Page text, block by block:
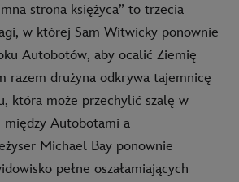
strona księżyca” to trzecia
w której Sam Witwicky ponownie
Autobotów, aby ocalić Ziemię
razem drużyna odkrywa tajemnicę
która może przechylić szalę w
Autobotami a
Michael Bay ponownie
pełne oszałamiających